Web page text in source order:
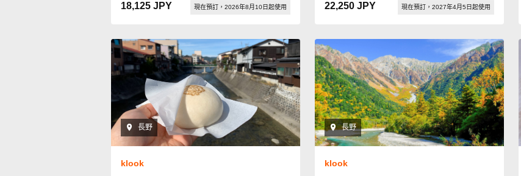
18,125 JPY 現在預訂，2026年8月10日起使用 22,250 JPY 現在預訂，2027年4月5日起使用
長野
klook
長野
klook